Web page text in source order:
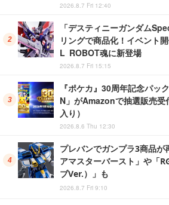
2026.8.7 Fri 12:40
「デスティニーガンダム
リングで商品化！イベント
L ROBOT魂に新登場
2026.8.7 Fri 15:15
『ポケカ』30周年記念パッ
N」がAmazonで抽選販売受
入り）
2026.8.6 Thu 12:30
プレバンでガンプラ3商品が
アマスターバースト」や「
ブVer.）」も
2026.8.7 Fri 9:10